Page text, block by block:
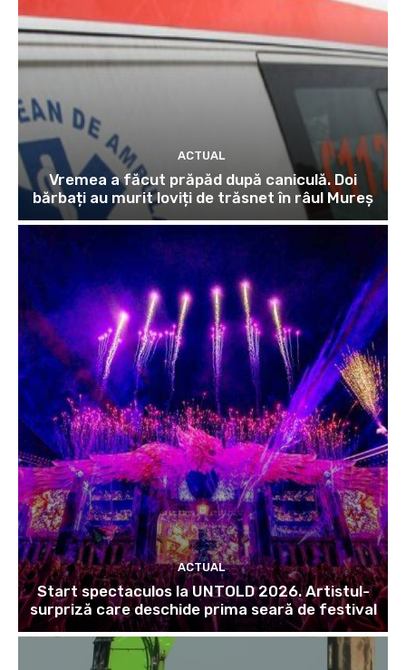
ACTUAL
Vremea a făcut prăpăd după caniculă. Doi
bărbați au murit loviți de trăsnet în râul Mureș
ACTUAL
Start spectaculos la UNTOLD 2026. Artistul-
surpriză care deschide prima seară de festival